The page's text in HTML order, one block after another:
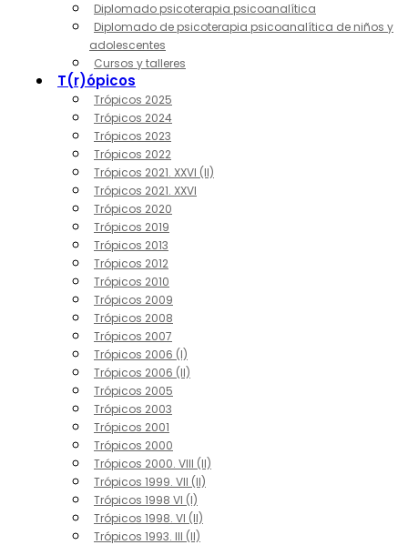
Diplomado psicoterapia psicoanalítica
Diplomado de psicoterapia psicoanalítica de niños y
adolescentes
Cursos y talleres
T(r)ópicos
Trópicos 2025
Trópicos 2024
Trópicos 2023
Trópicos 2022
Trópicos 2021. XXVI (II)
Trópicos 2021. XXVI
Trópicos 2020
Trópicos 2019
Trópicos 2013
Trópicos 2012
Trópicos 2010
Trópicos 2009
Trópicos 2008
Trópicos 2007
Trópicos 2006 (I)
Trópicos 2006 (II)
Trópicos 2005
Trópicos 2003
Trópicos 2001
Trópicos 2000
Trópicos 2000. VIII (II)
Trópicos 1999. VII (II)
Trópicos 1998 VI (I)
Trópicos 1998. VI (II)
Trópicos 1993. III (II)